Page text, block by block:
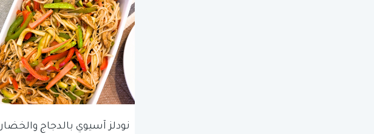
نودلز آسيوي بالدجاج والخضار